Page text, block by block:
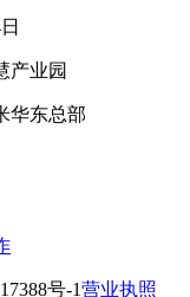
产业园
华东总部
号-1营业执照